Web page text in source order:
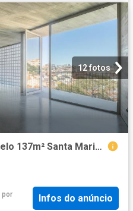
12 fotos
T2 Único na Costa do Castelo 137m² Santa Maria Maior
por
Infos do anúncio